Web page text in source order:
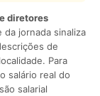
diretores
da jornada sinaliza
de
Para
salário real do
salarial